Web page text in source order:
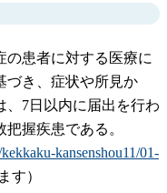
の患者に対する医療に
づき、症状や所見か
、7日以内に届出を行わ
握疾患である。
kansenshou11/01-
す）